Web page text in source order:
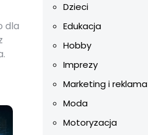
dla
Dzieci
Edukacja
Hobby
Imprezy
Marketing i reklama
Moda
Motoryzacja